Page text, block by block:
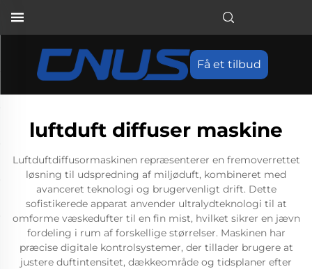
Få et tilbud
luftduft diffuser maskine
Luftduftdiffusormaskinen repræsenterer en fremoverrettet
løsning til udspredning af miljøduft, kombineret med
avanceret teknologi og brugervenligt drift. Dette
sofistikerede apparat anvender ultralydteknologi til at
omforme væskedufter til en fin mist, hvilket sikrer en jævn
fordeling i rum af forskellige størrelser. Maskinen har
præcise digitale kontrolsystemer, der tillader brugere at
justere duftintensitet, dækkeområde og tidsplaner efter